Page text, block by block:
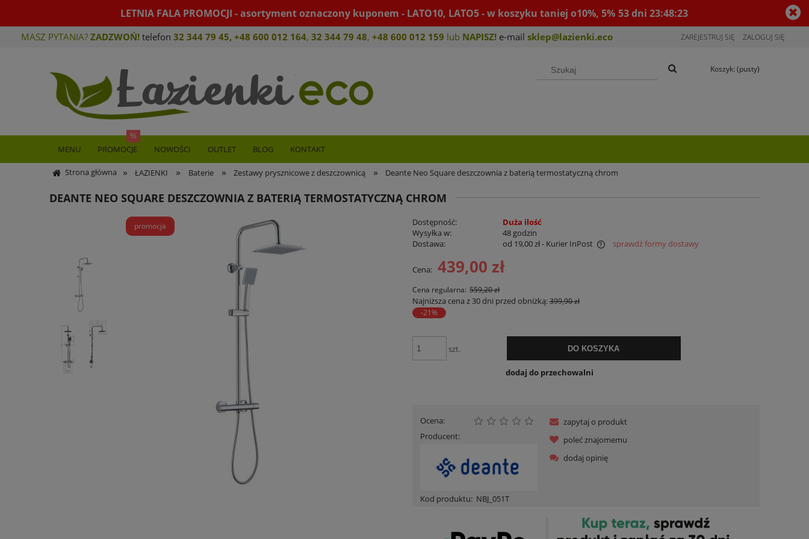
LETNIA FALA PROMOCJI - asortyment oznaczony kuponem - LATO10, LATO5 - w koszyku taniej o10%, 5% 53dni23:48:23
MASZ PYTANIA? ZADZWOŃ! telefon 32 344 79 45, +48 600 012 164, 32 344 79 48, +48 600 012 159 lub NAPISZ! e-mail sklep@lazienki.eco ZAREJESTRUJ SIĘ ZALOGUJ SIĘ
Koszyk: (pusty)
MENU PROMOCJE NOWOŚCI OUTLET BLOG KONTAKT
Strona główna » ŁAZIENKI » Baterie » Zestawy prysznicowe z deszczownicą » Deante Neo Square deszczownia z baterią termostatyczną chrom
DEANTE NEO SQUARE DESZCZOWNIA Z BATERIĄ TERMOSTATYCZNĄ CHROM
promocja Dostępność:
Duża ilość
Wysyłka w:
48 godzin
Dostawa:
od 19,00 zł- Kurier InPost
Cena nie zawiera ewentualnych kosztów
sprawdź formy dostawy
Cena: 439,00 zł
Cena regularna: 559,20 zł
Najniższa cena z 30 dni przed obniżką:399,90 zł
-21%
szt. DO KOSZYKA
dodaj do przechowalni
Ocena:
Producent:
Kod produktu: NBJ_051T
zapytaj o produkt
poleć znajomemu
dodaj opinię